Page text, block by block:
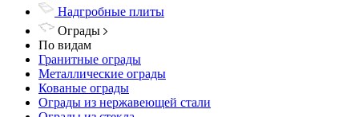
Надгробные плиты
Ограды
По видам
Гранитные ограды
Металлические ограды
Кованые ограды
Ограды из нержавеющей стали